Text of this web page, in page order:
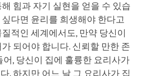
힘과 자기 실현을 얻을 수 있습
다면 윤리를 희생해야 한다고
적인 세계에서도, 만약 당신이
되어야 합니다. 신뢰할 만한 존
, 당신이 집에 훌륭한 요리사가
. 하지만 어느 날 그 요리사가 집